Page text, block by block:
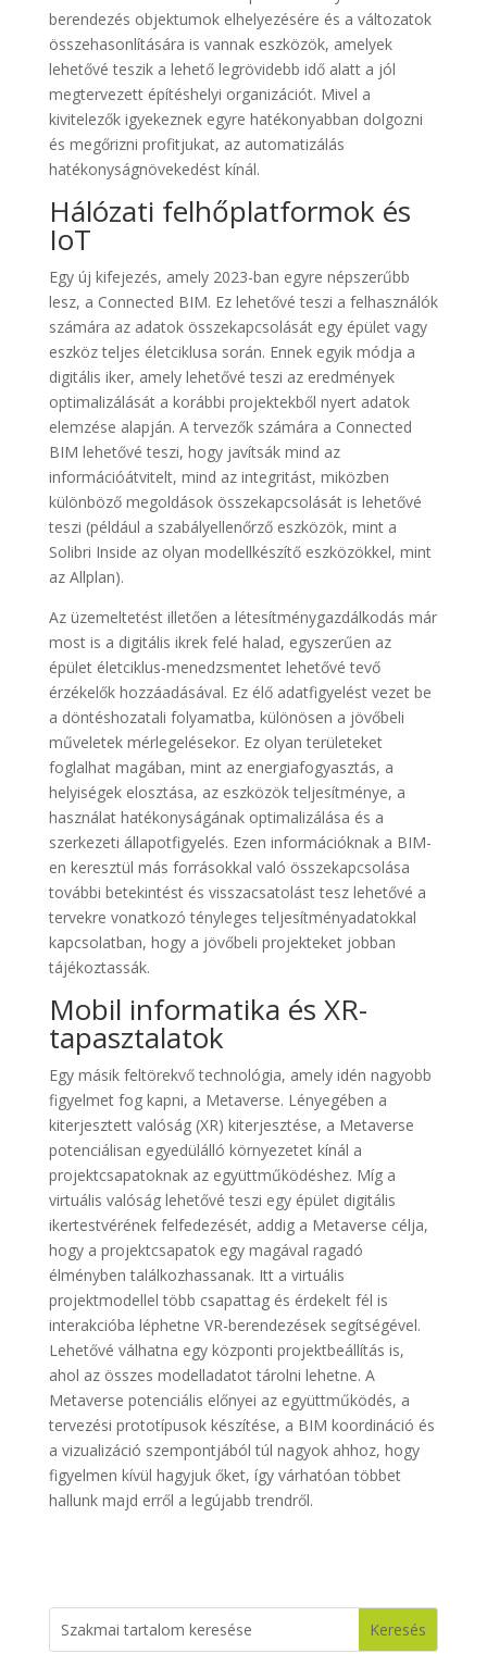
berendezés objektumok elhelyezésére és a változatok
összehasonlítására is vannak eszközök, amelyek
lehetővé teszik a lehető legrövidebb idő alatt a jól
megtervezett építéshelyi organizációt. Mivel a
kivitelezők igyekeznek egyre hatékonyabban dolgozni
és megőrizni profitjukat, az automatizálás
hatékonyságnövekedést kínál.
Hálózati felhőplatformok és
IoT
Egy új kifejezés, amely 2023-ban egyre népszerűbb
lesz, a Connected BIM. Ez lehetővé teszi a felhasználók
számára az adatok összekapcsolását egy épület vagy
eszköz teljes életciklusa során. Ennek egyik módja a
digitális iker, amely lehetővé teszi az eredmények
optimalizálását a korábbi projektekből nyert adatok
elemzése alapján. A tervezők számára a Connected
BIM lehetővé teszi, hogy javítsák mind az
információátvitelt, mind az integritást, miközben
különböző megoldások összekapcsolását is lehetővé
teszi (például a szabályellenőrző eszközök, mint a
Solibri Inside az olyan modellkészítő eszközökkel, mint
az Allplan).
Az üzemeltetést illetően a létesítménygazdálkodás már
most is a digitális ikrek felé halad, egyszerűen az
épület életciklus-menedzsmentet lehetővé tevő
érzékelők hozzáadásával. Ez élő adatfigyelést vezet be
a döntéshozatali folyamatba, különösen a jövőbeli
műveletek mérlegelésekor. Ez olyan területeket
foglalhat magában, mint az energiafogyasztás, a
helyiségek elosztása, az eszközök teljesítménye, a
használat hatékonyságának optimalizálása és a
szerkezeti állapotfigyelés. Ezen információknak a BIM-
en keresztül más forrásokkal való összekapcsolása
további betekintést és visszacsatolást tesz lehetővé a
tervekre vonatkozó tényleges teljesítményadatokkal
kapcsolatban, hogy a jövőbeli projekteket jobban
tájékoztassák.
Mobil informatika és XR-
tapasztalatok
Egy másik feltörekvő technológia, amely idén nagyobb
figyelmet fog kapni, a Metaverse. Lényegében a
kiterjesztett valóság (XR) kiterjesztése, a Metaverse
potenciálisan egyedülálló környezetet kínál a
projektcsapatoknak az együttműködéshez. Míg a
virtuális valóság lehetővé teszi egy épület digitális
ikertestvérének felfedezését, addig a Metaverse célja,
hogy a projektcsapatok egy magával ragadó
élményben találkozhassanak. Itt a virtuális
projektmodellel több csapattag és érdekelt fél is
interakcióba léphetne VR-berendezések segítségével.
Lehetővé válhatna egy központi projektbeállítás is,
ahol az összes modelladatot tárolni lehetne. A
Metaverse potenciális előnyei az együttműködés, a
tervezési prototípusok készítése, a BIM koordináció és
a vizualizáció szempontjából túl nagyok ahhoz, hogy
figyelmen kívül hagyjuk őket, így várhatóan többet
hallunk majd erről a legújabb trendről.